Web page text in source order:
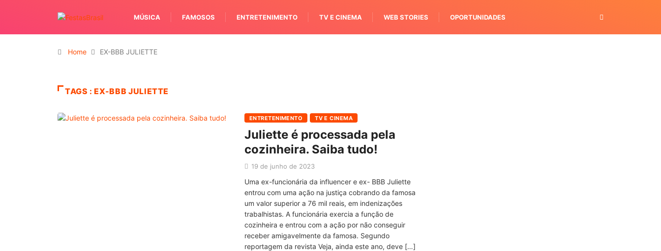
MÚSICA FAMOSOS ENTRETENIMENTO TV E CINEMA WEB STORIES OPORTUNIDADES
Home EX-BBB JULIETTE
TAGS : EX-BBB JULIETTE
ENTRETENIMENTO TV E CINEMA
Juliette é processada pela
cozinheira. Saiba tudo!
19 de junho de 2023
Uma ex-funcionária da influencer e ex- BBB Juliette
entrou com uma ação na justiça cobrando da famosa
um valor superior a 76 mil reais, em indenizações
trabalhistas. A funcionária exercia a função de
cozinheira e entrou com a ação por não conseguir
receber amigavelmente da famosa. Segundo
reportagem da revista Veja, ainda este ano, deve […]